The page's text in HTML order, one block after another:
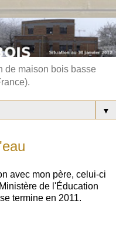
de maison bois basse
▼
avec mon père, celui-ci
de l'Éducation
termine en 2011.